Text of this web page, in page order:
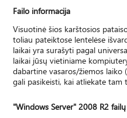
Failo informacija
Visuotinė šios karštosios
toliau pateiktose lentelėse
laikai yra surašyti pagal
laikai jūsų vietiniame
dabartine vasaros/žiemos laiko
gali pasikeisti, kai atliekate tam
"Windows Server" 2008 R2